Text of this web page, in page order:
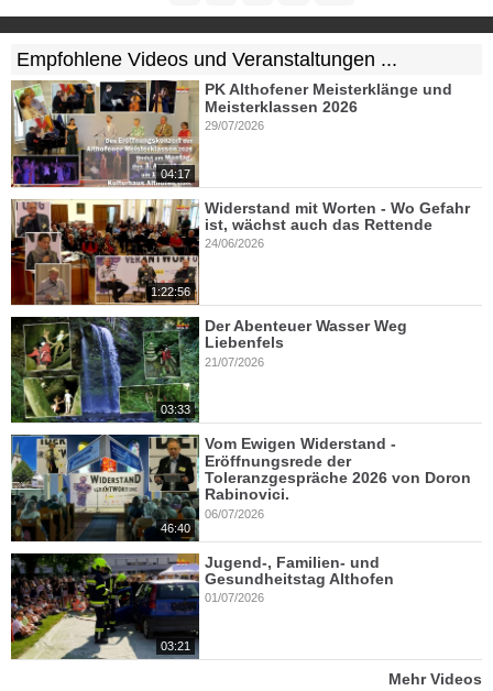
Empfohlene Videos und Veranstaltungen ...
04:17
PK Althofener Meisterklänge und
Meisterklassen 2026
29/07/2026
1:22:56
Widerstand mit Worten - Wo Gefahr
ist, wächst auch das Rettende
24/06/2026
03:33
Der Abenteuer Wasser Weg
Liebenfels
21/07/2026
46:40
Vom Ewigen Widerstand -
Eröffnungsrede der
Toleranzgespräche 2026 von Doron
Rabinovici.
06/07/2026
03:21
Jugend-, Familien- und
Gesundheitstag Althofen
01/07/2026
Mehr Videos